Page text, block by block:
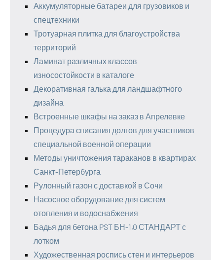
Аккумуляторные батареи для грузовиков и
спецтехники
Тротуарная плитка для благоустройства
территорий
Ламинат различных классов
износостойкости в каталоге
Декоративная галька для ландшафтного
дизайна
Встроенные шкафы на заказ в Апрелевке
Процедура списания долгов для участников
специальной военной операции
Методы уничтожения тараканов в квартирах
Санкт-Петербурга
Рулонный газон с доставкой в Сочи
Насосное оборудование для систем
отопления и водоснабжения
Бадья для бетона PST БН-1,0 СТАНДАРТ с
лотком
Художественная роспись стен и интерьеров